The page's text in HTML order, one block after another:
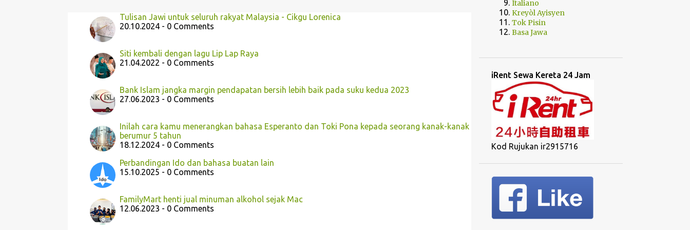
Tulisan Jawi untuk seluruh rakyat Malaysia - Cikgu Lorenica
20.10.2024 - 0 Comments
Siti kembali dengan lagu Lip Lap Raya
21.04.2022 - 0 Comments
Bank Islam jangka margin pendapatan bersih lebih baik pada suku kedua 2023
27.06.2023 - 0 Comments
Inilah cara kamu menerangkan bahasa Esperanto dan Toki Pona kepada seorang kanak-kanak
berumur 5 tahun
18.12.2024 - 0 Comments
Perbandingan Ido dan bahasa buatan lain
15.10.2025 - 0 Comments
FamilyMart henti jual minuman alkohol sejak Mac
12.06.2023 - 0 Comments
Italiano
Kreyòl Ayisyen
Tok Pisin
Basa Jawa
iRent Sewa Kereta 24 Jam
Kod Rujukan ir2915716